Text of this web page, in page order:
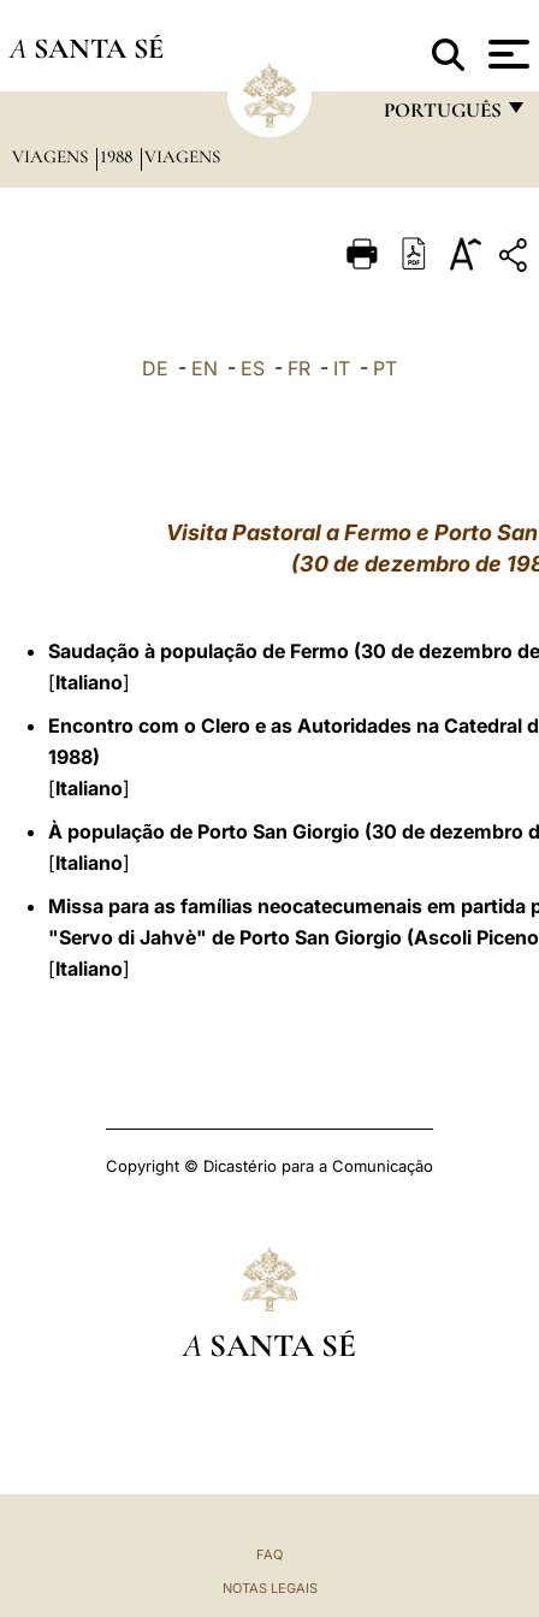
A SANTA SÉ
PORTUGUÊS
ITALIANO
中文
LATINE
VIAGENS 1988 VIAGENS
DE - EN - ES - FR - IT - PT
Visita Pastoral a Fermo e Porto
(30 de dezembro de
Saudação à população de Fermo (30 de dezembro
[Italiano]
Encontro com o Clero e as Autoridades na Catedral
1988)
[Italiano]
À população de Porto San Giorgio (30 de dezembro
[Italiano]
Missa para as famílias neocatecumenais em partida
"Servo di Jahvè" de Porto San Giorgio (Ascoli
[Italiano]
Copyright © Dicastério para a Comunicação
A SANTA SÉ
FAQ
NOTAS LEGAIS